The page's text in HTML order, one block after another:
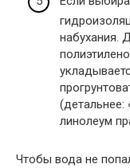
набухания.
(детальнее:
линолеум
Чтобы вода не